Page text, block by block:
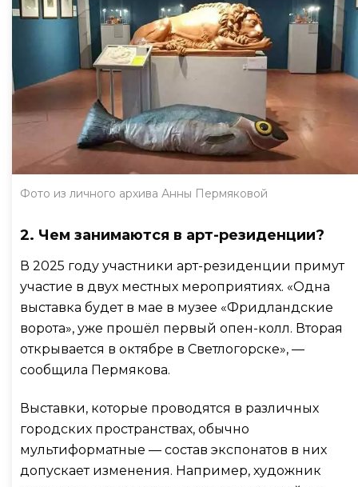
Фото из личного архива Анны Пермяковой
2. Чем занимаются в арт-резиденции?
В 2025 году участники арт-резиденции примут
участие в двух местных мероприятиях. «Одна
выставка будет в мае в музее «Фридландские
ворота», уже прошёл первый опен-колл. Вторая
открывается в октябре в Светлогорске», —
сообщила Пермякова.
Выставки, которые проводятся в различных
городских пространствах, обычно
мультиформатные — состав экспонатов в них
допускает изменения. Например, художник